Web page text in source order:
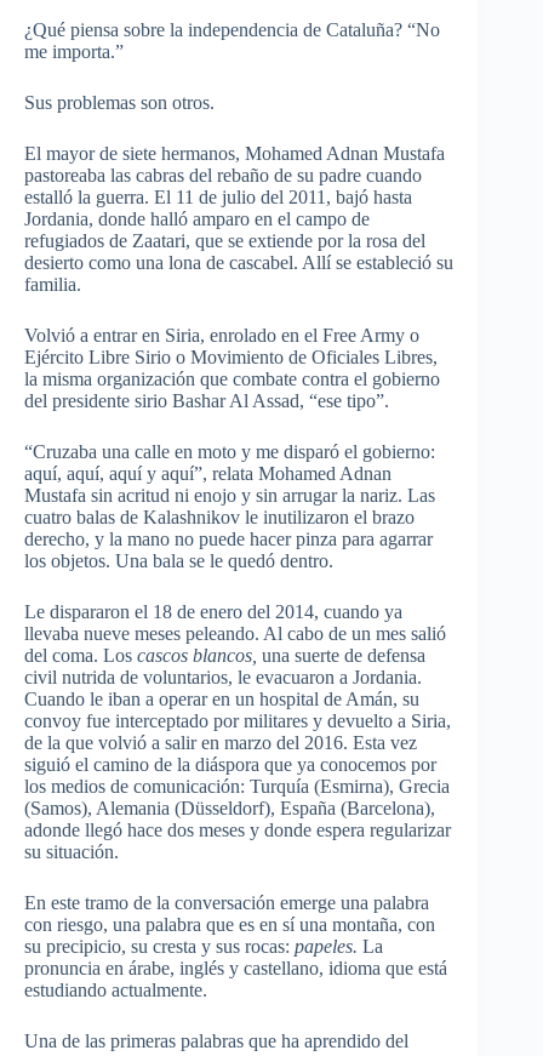
¿Qué piensa sobre la independencia de Cataluña? “No
me importa.”
Sus problemas son otros.
El mayor de siete hermanos, Mohamed Adnan Mustafa
pastoreaba las cabras del rebaño de su padre cuando
estalló la guerra. El 11 de julio del 2011, bajó hasta
Jordania, donde halló amparo en el campo de
refugiados de Zaatari, que se extiende por la rosa del
desierto como una lona de cascabel. Allí se estableció su
familia.
Volvió a entrar en Siria, enrolado en el Free Army o
Ejército Libre Sirio o Movimiento de Oficiales Libres,
la misma organización que combate contra el gobierno
del presidente sirio Bashar Al Assad, “ese tipo”.
“Cruzaba una calle en moto y me disparó el gobierno:
aquí, aquí, aquí y aquí”, relata Mohamed Adnan
Mustafa sin acritud ni enojo y sin arrugar la nariz. Las
cuatro balas de Kalashnikov le inutilizaron el brazo
derecho, y la mano no puede hacer pinza para agarrar
los objetos. Una bala se le quedó dentro.
Le dispararon el 18 de enero del 2014, cuando ya
llevaba nueve meses peleando. Al cabo de un mes salió
del coma. Los cascos blancos, una suerte de defensa
civil nutrida de voluntarios, le evacuaron a Jordania.
Cuando le iban a operar en un hospital de Amán, su
convoy fue interceptado por militares y devuelto a Siria,
de la que volvió a salir en marzo del 2016. Esta vez
siguió el camino de la diáspora que ya conocemos por
los medios de comunicación: Turquía (Esmirna), Grecia
(Samos), Alemania (Düsseldorf), España (Barcelona),
adonde llegó hace dos meses y donde espera regularizar
su situación.
En este tramo de la conversación emerge una palabra
con riesgo, una palabra que es en sí una montaña, con
su precipicio, su cresta y sus rocas: papeles. La
pronuncia en árabe, inglés y castellano, idioma que está
estudiando actualmente.
Una de las primeras palabras que ha aprendido del